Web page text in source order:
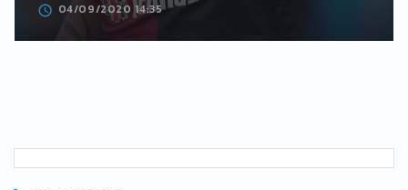
04/09/2020 14:35